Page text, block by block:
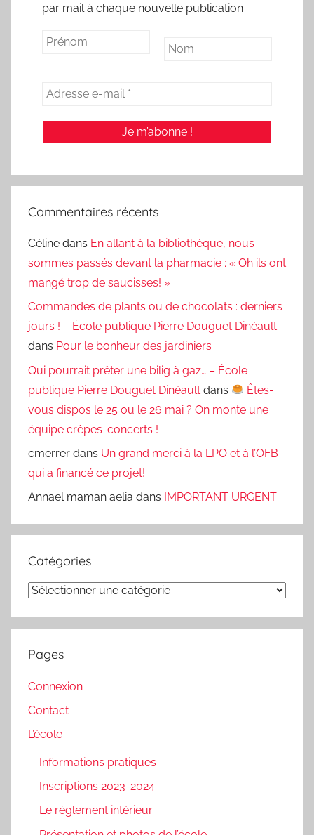
par mail à chaque nouvelle publication :
Commentaires récents
Céline dans En allant à la bibliothèque, nous
sommes passés devant la pharmacie : « Oh ils ont
mangé trop de saucisses! »
Commandes de plants ou de chocolats : derniers
jours ! – École publique Pierre Douguet Dinéault
dans Pour le bonheur des jardiniers
Qui pourrait prêter une bilig à gaz… – École
publique Pierre Douguet Dinéault dans
Êtes-
vous dispos le 25 ou le 26 mai ? On monte une
équipe crêpes-concerts !
cmerrer dans Un grand merci à la LPO et à l’OFB
qui a financé ce projet!
Annael maman aelia dans IMPORTANT URGENT
Catégories
Catégories
Pages
Connexion
Contact
L’école
Informations pratiques
Inscriptions 2023-2024
Le règlement intérieur